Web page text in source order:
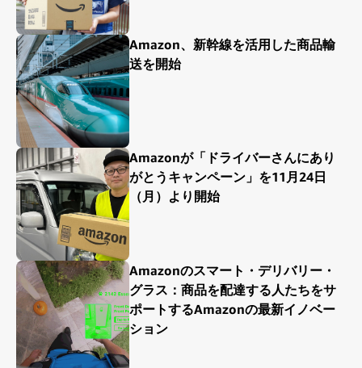
Amazon、新幹線を活用した商品輸
送を開始
Amazonが「ドライバーさんにあり
がとうキャンペーン」を11月24日
（月）より開始
Amazonのスマート・デリバリー・
グラス：商品を配達する人たちをサ
ポートするAmazonの最新イノベー
ション